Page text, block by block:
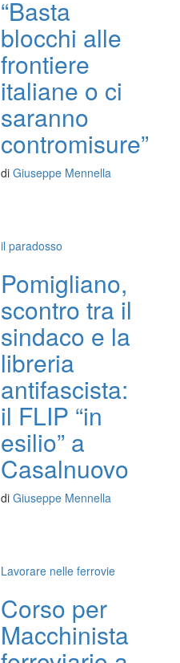
“Basta
blocchi alle
frontiere
italiane o ci
saranno
contromisure”
di Giuseppe Mennella
il paradosso
Pomigliano,
scontro tra il
sindaco e la
libreria
antifascista:
il FLIP “in
esilio” a
Casalnuovo
di Giuseppe Mennella
Lavorare nelle ferrovie
Corso per
Macchinista